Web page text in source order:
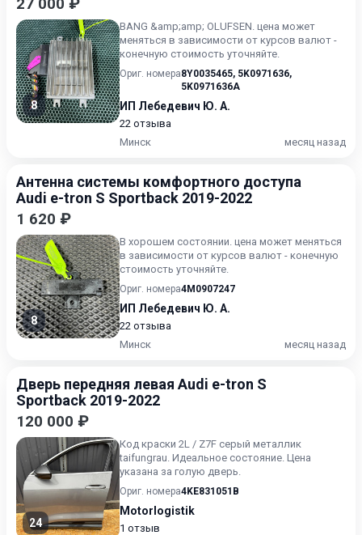
8
BANG &amp;amp; OLUFSEN. цена может
меняться в зависимости от курсов валют -
конечную стоимость уточняйте.
Ориг. номера8Y0035465, 5K0971636,
5K0971636A
ИП Лебедевич Ю. А.
22 отзыва
Минск
месяц назад
Антенна системы комфортного доступа
Audi e-tron S Sportback 2019-2022
1 620 ₽
8
В хорошем состоянии. цена может меняться
в зависимости от курсов валют - конечную
стоимость уточняйте.
Ориг. номера4M0907247
ИП Лебедевич Ю. А.
22 отзыва
Минск
месяц назад
Дверь передняя левая Audi e-tron S
Sportback 2019-2022
120 000 ₽
24
Код краски 2L / Z7F серый металлик
taifungrau. Идеальное состояние. Цена
указана за голую дверь.
Ориг. номера4KE831051B
Motorlogistik
1 отзыв